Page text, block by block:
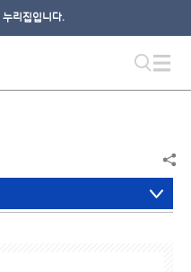
리집입니다.